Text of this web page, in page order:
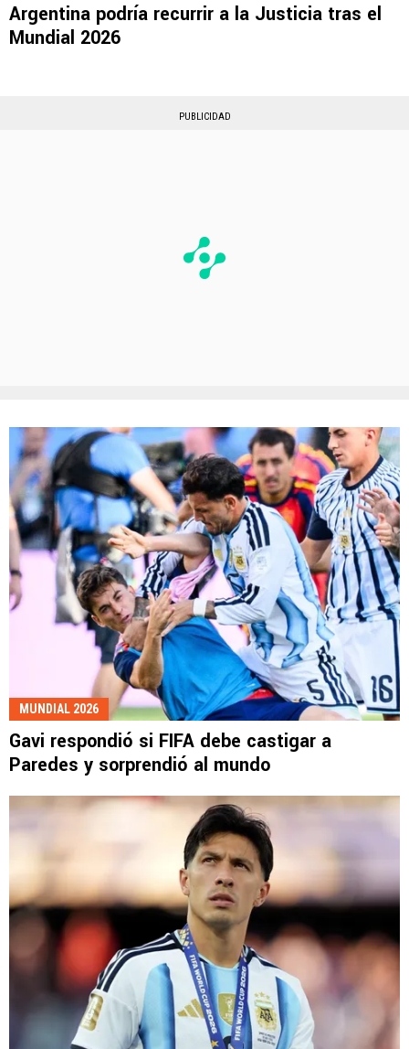
Argentina podría recurrir a la Justicia tras el
Mundial 2026
PUBLICIDAD
MUNDIAL 2026
Gavi respondió si FIFA debe castigar a
Paredes y sorprendió al mundo